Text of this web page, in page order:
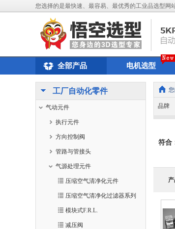
您选择的是最快速、最容易、最优秀的工业品选型网
全部产品 电机选型
工厂自动化零件
气动元件
执行元件
方向控制阀
管路与管接头
气源处理元件
压缩空气清净化元件
压缩空气清净化过滤器系列
模块式F.R.L.
减压阀
品牌
符合